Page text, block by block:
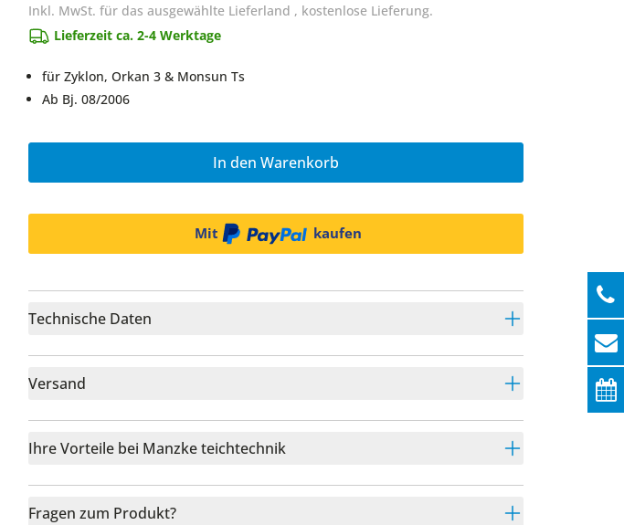
Inkl. MwSt. für das ausgewählte Lieferland , kostenlose Lieferung.
Lieferzeit ca. 2-4 Werktage
für Zyklon, Orkan 3 & Monsun Ts
Ab Bj. 08/2006
In den Warenkorb
Mit kaufen
Technische Daten
Versand
Ihre Vorteile bei Manzke teichtechnik
Fragen zum Produkt?